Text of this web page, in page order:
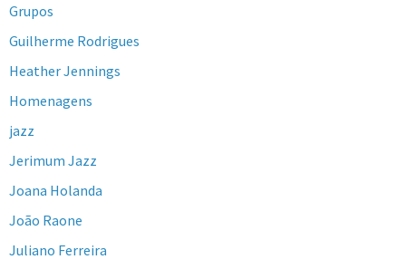
Grupos
Guilherme Rodrigues
Heather Jennings
Homenagens
jazz
Jerimum Jazz
Joana Holanda
João Raone
Juliano Ferreira